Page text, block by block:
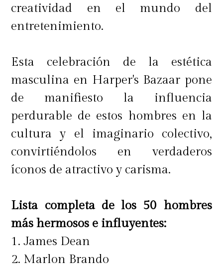
creatividad en el mundo del
entretenimiento.
Esta celebración de la estética
masculina en Harper's Bazaar pone
de manifiesto la influencia
perdurable de estos hombres en la
cultura y el imaginario colectivo,
convirtiéndolos en verdaderos
íconos de atractivo y carisma.
Lista completa de los 50 hombres
más hermosos e influyentes:
1. James Dean
2. Marlon Brando